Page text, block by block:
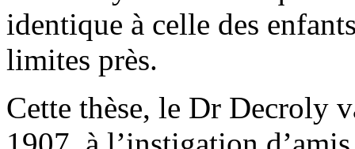
identique à celle des
limites près.
Cette thèse, le Dr Decroly